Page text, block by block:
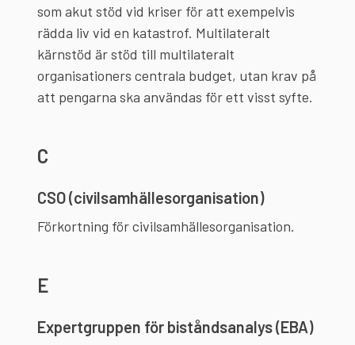
som akut stöd vid kriser för att exempelvis
rädda liv vid en katastrof. Multilateralt
kärnstöd är stöd till multilateralt
organisationers centrala budget, utan krav på
att pengarna ska användas för ett visst syfte.
C
CSO (civilsamhällesorganisation)
Förkortning för civilsamhällesorganisation.
E
Expertgruppen för biståndsanalys (EBA)